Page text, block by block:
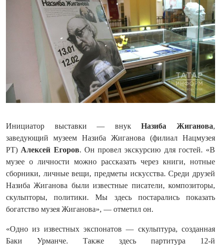
Инициатор выставки — внукНазиба Жиганова,
заведующий музеем Назиба Жиганова (филиал Нацмузея
РТ) Алексей Егоров. Он провел экскурсию для гостей. «В
музее о личности можно рассказать через книги, нотные
сборники, личные вещи, предметы искусства. Среди друзей
Назиба Жиганова были известные писатели, композиторы,
скульпторы, политики. Мы здесь постарались показать
богатство музея Жиганова», — отметил он.
«Одно из известных экспонатов — скульптура, созданная
Баки Урманче. Также здесь партитура 12-й